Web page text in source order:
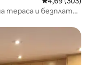
тераса и безплатен